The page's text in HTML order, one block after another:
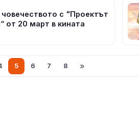
с "Проектът
от 20 март в кината
5 6 7 8 »